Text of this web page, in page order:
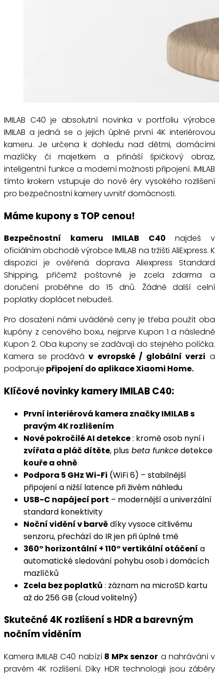
IMILAB C40 je absolutní novinka v portfoliu výrobce
IMILAB a jedná se o jejich úplně první 4K interiérovou
kameru. Je určena k dohledu nad dětmi, domácími
mazlíčky či majetkem a přináší špičkový obraz,
inteligentní funkce a moderní možnosti připojení. IMILAB
tímto krokem vstupuje do nové éry vysokého rozlišení
pro bezpečnostní kamery uvnitř domácnosti.
Máme kupony s TOP cenou!
Bezpečnostní kameru IMILAB C40 najdeš v
oficiálním obchodě výrobce IMILAB na tržišti AliExpress. K
dispozici je ověřená doprava Aliexpress Standard
Shipping, přičemž poštovné je zcela zdarma a
doručení proběhne do 15 dnů. Žádné další celní
poplatky doplácet nebudeš.
Pro dosažení námi uváděné ceny je třeba použít oba
kupóny z cenového boxu, nejprve Kupon 1 a následně
Kupon 2. Oba kupony se zadávají do stejného políčka.
Kamera se prodává v evropské / globální verzi a
podporuje připojení do aplikace Xiaomi Home.
Klíčové novinky kamery IMILAB C40:
První interiérová kamera značky IMILAB s
pravým 4K rozlišením
Nové pokročilé AI detekce: kromě osob nyní i
zvířata a pláč dítěte, plus beta funkcedetekce
kouře a ohně
Podpora 5 GHz Wi-Fi (WiFi 6) – stabilnější
připojení a nižší latence při živém náhledu
USB-C napájecí port – modernější a univerzální
standard konektivity
Noční vidění v barvědíky vysoce citlivému
senzoru, přechází do IR jen při úplné tmě
360° horizontální + 110° vertikální otáčení a
automatické sledování pohybu osob i domácích
mazlíčků
Zcela bez poplatků : záznam na microSD kartu
až do 256 GB (cloud volitelný)
Skutečné 4K rozlišení s HDR a barevným
nočním viděním
Kamera IMILAB C40 nabízí8 MPx senzor a nahrávání v
pravém 4K rozlišení. Díky HDR technologii jsou záběry